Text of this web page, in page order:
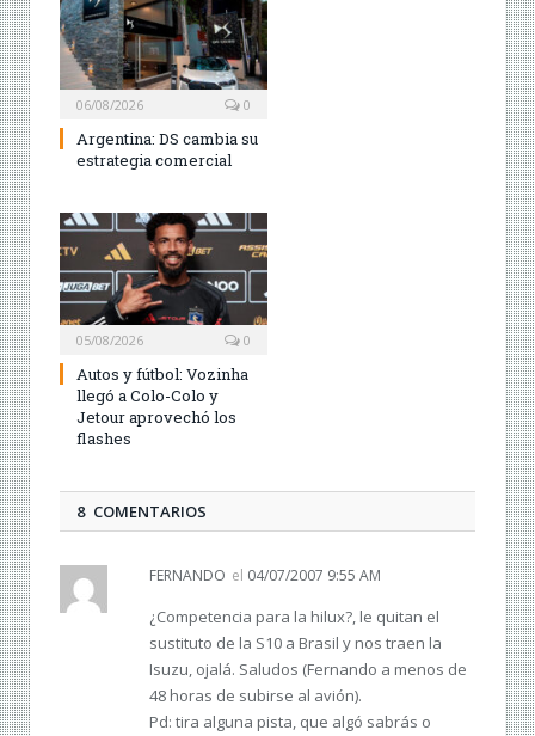
06/08/2026 0
Argentina: DS cambia su
estrategia comercial
05/08/2026 0
Autos y fútbol: Vozinha
llegó a Colo-Colo y
Jetour aprovechó los
flashes
8 COMENTARIOS
FERNANDO el 04/07/2007 9:55 AM
¿Competencia para la hilux?, le quitan el
sustituto de la S10 a Brasil y nos traen la
Isuzu, ojalá. Saludos (Fernando a menos de
48 horas de subirse al avión).
Pd: tira alguna pista, que algó sabrás o